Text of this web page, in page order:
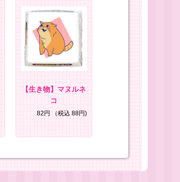
【生き物】マヌルネ
コ
82円 （税込 88円)